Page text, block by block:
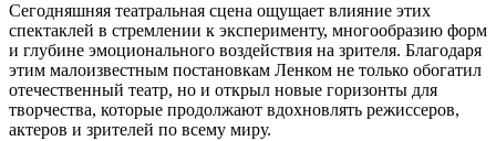
Сегодняшняя театральная сцена ощущает влияние этих
спектаклей в стремлении к эксперименту, многообразию форм
и глубине эмоционального воздействия на зрителя. Благодаря
этим малоизвестным постановкам Ленком не только обогатил
отечественный театр, но и открыл новые горизонты для
творчества, которые продолжают вдохновлять режиссеров,
актеров и зрителей по всему миру.